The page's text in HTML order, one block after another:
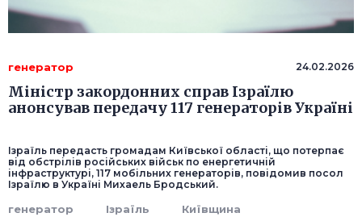
генератор 24.02.2026
Міністр закордонних справ Ізраїлю
анонсував передачу 117 генераторів Україні
Ізраїль передасть громадам Київської області, що потерпає
від обстрілів російських військ по енергетичній
інфраструктурі, 117 мобільних генераторів, повідомив посол
Ізраїлю в Україні Михаель Бродський.
генератор Ізраїль Київщина